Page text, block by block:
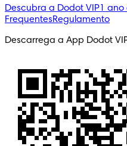
Descubra a Dodot VIP1 ano
FrequentesRegulamento
Descarrega a App Dodot